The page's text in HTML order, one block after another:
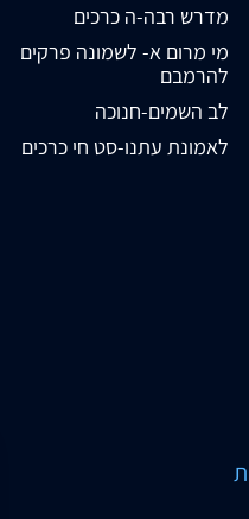
מדרש רבה-ה כרכים
מי מרום א- לשמונה פרקים
להרמבם
לב השמים-חנוכה
לאמונת עתנו-סט חי כרכים